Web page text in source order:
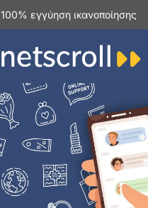
100% εγγύηση ικανοποίησης